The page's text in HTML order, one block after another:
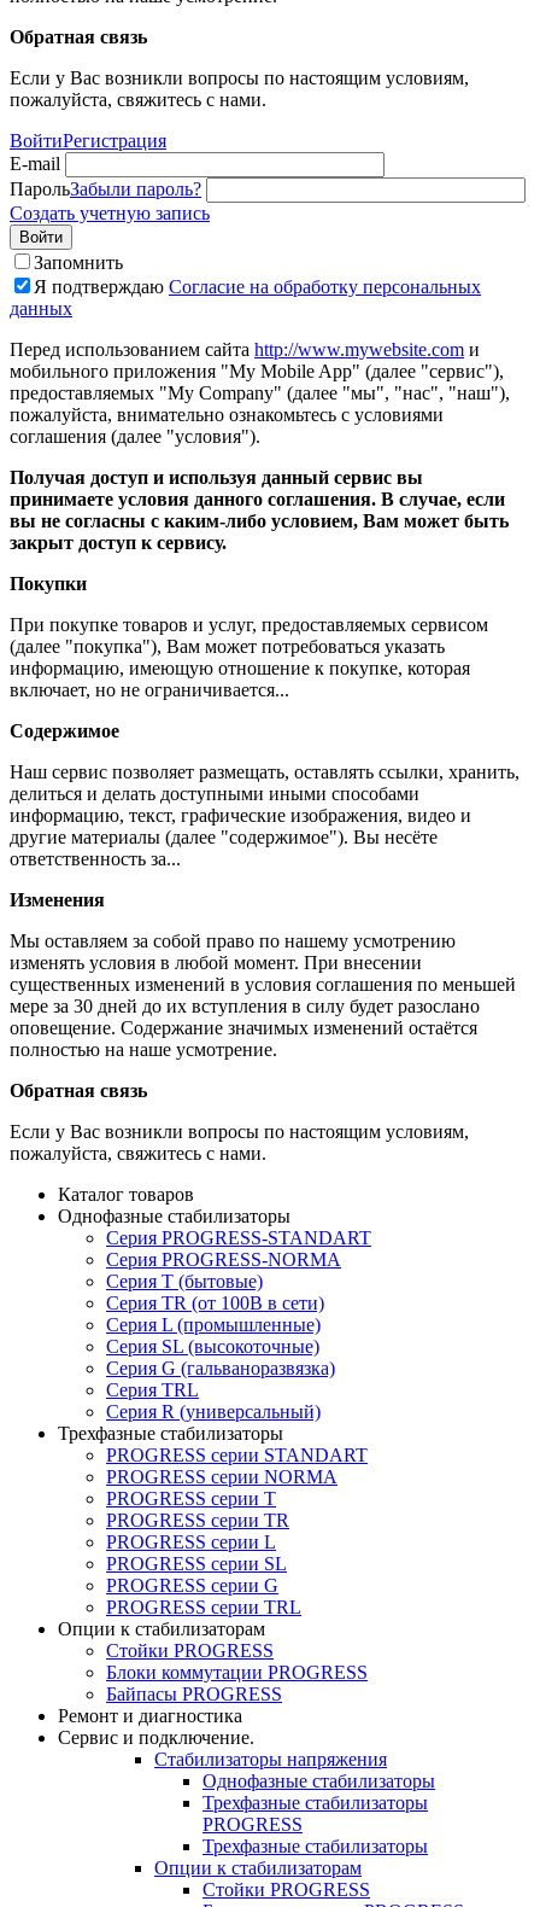
Обратная связь
Если у Вас возникли вопросы по настоящим условиям,
пожалуйста, свяжитесь с нами.
ВойтиРегистрация
E-mail
ПарольЗабыли пароль?
Создать учетную запись
Войти
Запомнить
Я подтверждаю Согласие на обработку персональных
данных
Перед использованием сайта http://www.mywebsite.com и
мобильного приложения "My Mobile App" (далее "сервис"),
предоставляемых "My Company" (далее "мы", "нас", "наш"),
пожалуйста, внимательно ознакомьтесь с условиями
соглашения (далее "условия").
Получая доступ и используя данный сервис вы
принимаете условия данного соглашения. В случае, если
вы не согласны с каким-либо условием, Вам может быть
закрыт доступ к сервису.
Покупки
При покупке товаров и услуг, предоставляемых сервисом
(далее "покупка"), Вам может потребоваться указать
информацию, имеющую отношение к покупке, которая
включает, но не ограничивается...
Содержимое
Наш сервис позволяет размещать, оставлять ссылки, хранить,
делиться и делать доступными иными способами
информацию, текст, графические изображения, видео и
другие материалы (далее "содержимое"). Вы несёте
ответственность за...
Изменения
Мы оставляем за собой право по нашему усмотрению
изменять условия в любой момент. При внесении
существенных изменений в условия соглашения по меньшей
мере за 30 дней до их вступления в силу будет разослано
оповещение. Содержание значимых изменений остаётся
полностью на наше усмотрение.
Обратная связь
Если у Вас возникли вопросы по настоящим условиям,
пожалуйста, свяжитесь с нами.
Каталог товаров
Однофазные стабилизаторы
Серия PROGRESS-STANDART
Серия PROGRESS-NORMA
Серия T (бытовые)
Серия TR (от 100В в сети)
Серия L (промышленные)
Серия SL (высокоточные)
Серия G (гальваноразвязка)
Серия TRL
Серия R (универсальный)
Трехфазные стабилизаторы
PROGRESS cерии STANDART
PROGRESS cерии NORMA
PROGRESS серии Т
PROGRESS серии ТR
PROGRESS серии L
PROGRESS серии SL
PROGRESS серии G
PROGRESS серии TRL
Опции к стабилизаторам
Стойки PROGRESS
Блоки коммутации PROGRESS
Байпасы PROGRESS
Ремонт и диагностика
Сервис и подключение.
Стабилизаторы напряжения
Однофазные стабилизаторы
Трехфазные стабилизаторы
PROGRESS
Трехфазные стабилизаторы
Опции к стабилизаторам
Стойки PROGRESS